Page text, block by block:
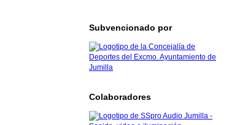
Subvencionado por
Colaboradores